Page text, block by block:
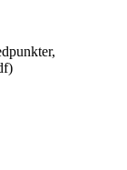
)